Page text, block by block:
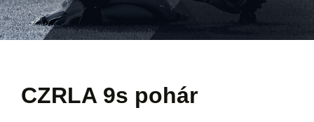
CZRLA 9s pohár